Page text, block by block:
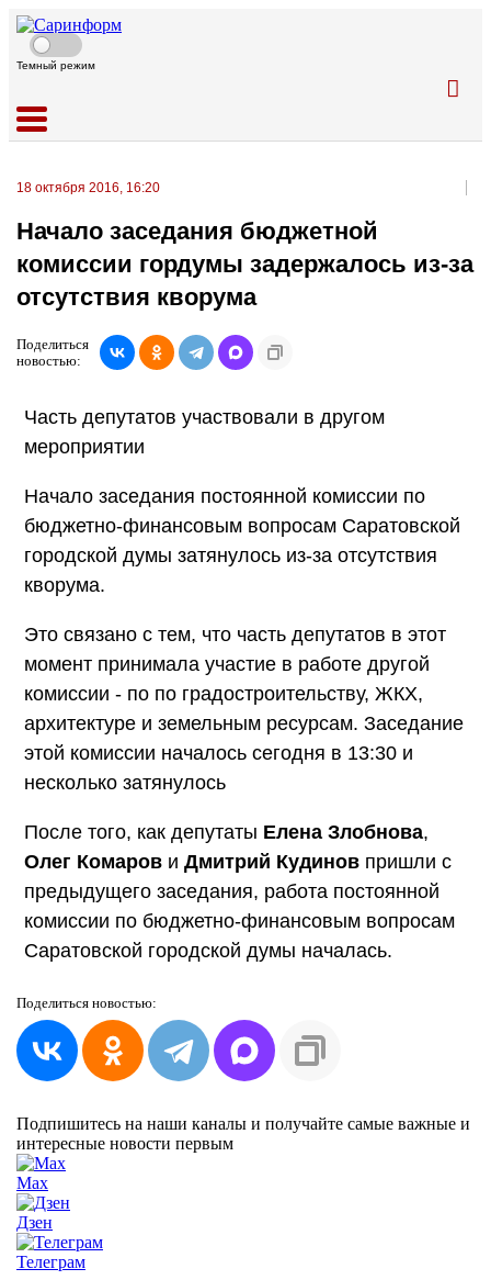
Темный режим
18 октября 2016, 16:20
Начало заседания бюджетной
комиссии гордумы задержалось из-за
отсутствия кворума
Поделиться
новостью:
Часть депутатов участвовали в другом
мероприятии
Начало заседания постоянной комиссии по
бюджетно-финансовым вопросам Саратовской
городской думы затянулось из-за отсутствия
кворума.
Это связано с тем, что часть депутатов в этот
момент принимала участие в работе другой
комиссии - по по градостроительству, ЖКХ,
архитектуре и земельным ресурсам. Заседание
этой комиссии началось сегодня в 13:30 и
несколько затянулось
После того, как депутаты Елена Злобнова,
Олег Комаров и Дмитрий Кудинов пришли с
предыдущего заседания, работа постоянной
комиссии по бюджетно-финансовым вопросам
Саратовской городской думы началась.
Поделиться новостью:
Подпишитесь на наши каналы и получайте самые важные и
интересные новости первым
Max
Дзен
Телеграм